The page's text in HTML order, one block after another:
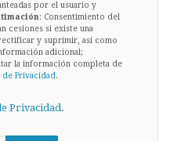
por el usuario y
: Consentimiento del
cesiones si existe una
y suprimir, así como
adicional;
la información completa de
de Privacidad .
Privacidad.